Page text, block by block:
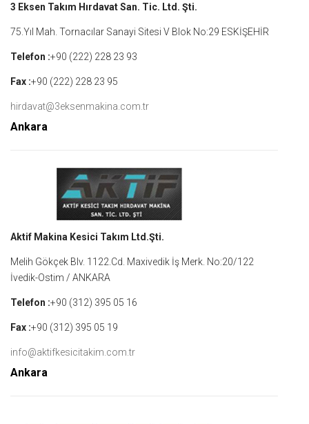
3 Eksen Takım Hırdavat San. Tic. Ltd. Şti.
75.Yıl Mah. Tornacılar Sanayi Sitesi V Blok No:29 ESKİŞEHİR
Telefon :+90 (222) 228 23 93
Fax :+90 (222) 228 23 95
hirdavat@3eksenmakina.com.tr
Ankara
Aktif Makina Kesici Takım Ltd.Şti.
Melih Gökçek Blv. 1122.Cd. Maxivedik İş Merk. No:20/122
İvedik-Ostim / ANKARA
Telefon :+90 (312) 395 05 16
Fax :+90 (312) 395 05 19
info@aktifkesicitakim.com.tr
Ankara